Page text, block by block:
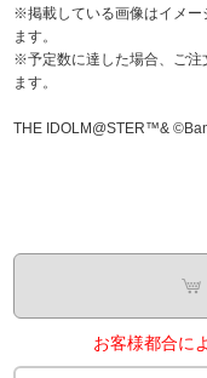
※掲載している画像はイメー
ます。
※予定数に達した場合、ご注
ます。
THE IDOLM@STER™&
お客様都合に